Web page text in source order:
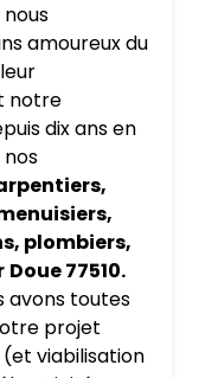
amoureux du
notre
dix ans en
plombiers,
Doue 77510.
avons toutes
projet
viabilisation